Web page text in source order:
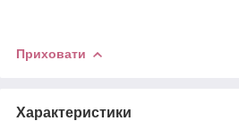
Приховати
Характеристики